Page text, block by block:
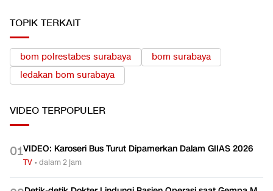
TOPIK TERKAIT
bom polrestabes surabaya
bom surabaya
ledakan bom surabaya
VIDEO TERPOPULER
01VIDEO: Karoseri Bus Turut Dipamerkan Dalam GIIAS 2026
TV •dalam 2 jam